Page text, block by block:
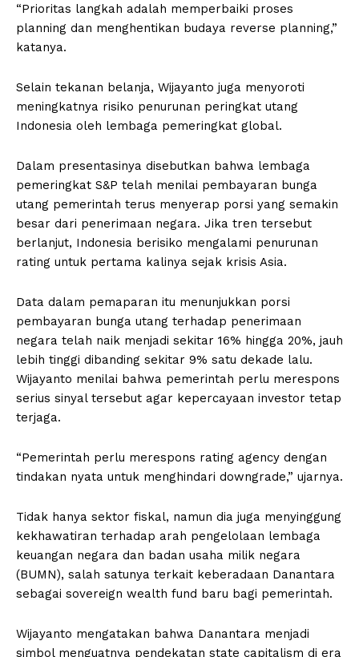
“Prioritas langkah adalah memperbaiki proses
planning dan menghentikan budaya reverse planning,”
katanya.
Selain tekanan belanja, Wijayanto juga menyoroti
meningkatnya risiko penurunan peringkat utang
Indonesia oleh lembaga pemeringkat global.
Dalam presentasinya disebutkan bahwa lembaga
pemeringkat S&P telah menilai pembayaran bunga
utang pemerintah terus menyerap porsi yang semakin
besar dari penerimaan negara. Jika tren tersebut
berlanjut, Indonesia berisiko mengalami penurunan
rating untuk pertama kalinya sejak krisis Asia.
Data dalam pemaparan itu menunjukkan porsi
pembayaran bunga utang terhadap penerimaan
negara telah naik menjadi sekitar 16% hingga 20%, jauh
lebih tinggi dibanding sekitar 9% satu dekade lalu.
Wijayanto menilai bahwa pemerintah perlu merespons
serius sinyal tersebut agar kepercayaan investor tetap
terjaga.
“Pemerintah perlu merespons rating agency dengan
tindakan nyata untuk menghindari downgrade,” ujarnya.
Tidak hanya sektor fiskal, namun dia juga menyinggung
kekhawatiran terhadap arah pengelolaan lembaga
keuangan negara dan badan usaha milik negara
(BUMN), salah satunya terkait keberadaan Danantara
sebagai sovereign wealth fund baru bagi pemerintah.
Wijayanto mengatakan bahwa Danantara menjadi
simbol menguatnya pendekatan state capitalism di era